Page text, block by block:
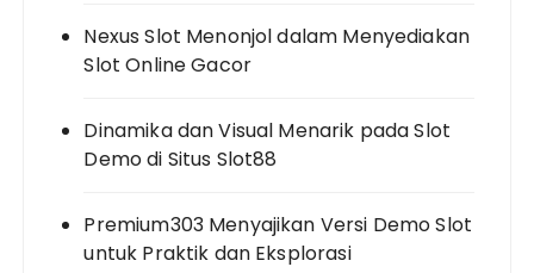
Nexus Slot Menonjol dalam Menyediakan
Slot Online Gacor
Dinamika dan Visual Menarik pada Slot
Demo di Situs Slot88
Premium303 Menyajikan Versi Demo Slot
untuk Praktik dan Eksplorasi